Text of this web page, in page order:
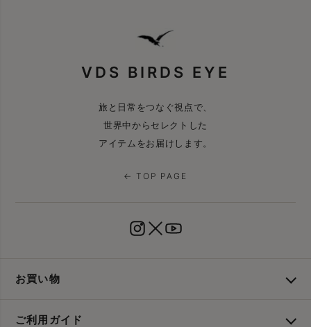
VDS BIRDS EYE
旅と日常をつなぐ視点で、
世界中からセレクトした
アイテムをお届けします。
← TOP PAGE
お買い物
ご利用ガイド